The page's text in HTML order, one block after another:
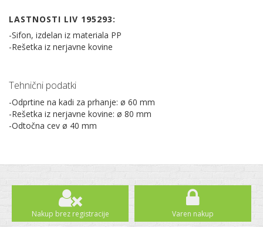
LASTNOSTI LIV 195293:
-Sifon, izdelan iz materiala PP
-Rešetka iz nerjavne kovine
Tehnični podatki
-Odprtine na kadi za prhanje: ø 60 mm
-Rešetka iz nerjavne kovine: ø 80 mm
-Odtočna cev ø 40 mm
Nakup brez registracije Varen nakup